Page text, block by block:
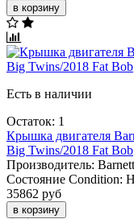
в корзину
Есть в наличии
Остаток: 1
Крышка двигателя
Big Twins/2018 Fat Bob
Производитель: Barnett
Состояние Condition:
35862 руб
в корзину